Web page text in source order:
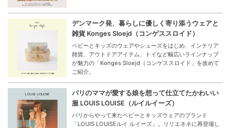
デンマーク発、暮らしに優しく寄り添うウェアと
雑貨 Konges Sloejd（コンゲススロイド）
ベビーとキッズのウェアやシューズをはじめ、インテリア
雑貨、アウトドアアイテム、トイなど幅広いラインナップ
が魅力の「Konges Sloejd（コンゲススロイド」を改めて
ご紹介。
パリのママが愛する娘を想って仕立てたかわいい
服 LOUIS LOUISE（ルイルイーズ）
パリからやって来たベビーとキッズウェアのブランド
「LOUIS LOUISEルイ ルイーズ」。リリエネネに再登場し